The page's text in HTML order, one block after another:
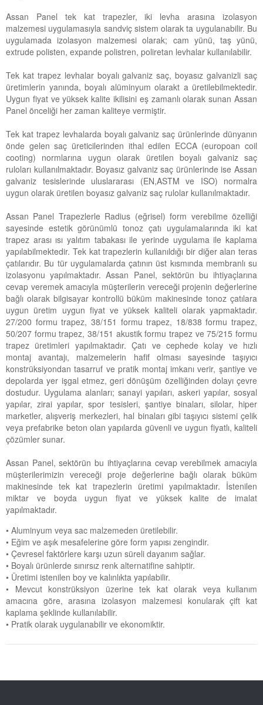
Assan Panel tek kat trapezler, iki levha arasına izolasyon
malzemesi uygulamasıyla sandviç sistem olarak ta uygulanabilir. Bu
uygulamada izolasyon malzemesi olarak; cam yünü, taş yünü,
extrude polisten, expande polistren, poliretan levhalar kullanılabilir.
Tek kat trapez levhalar boyalı galvaniz saç, boyasız galvanizli saç
üretimlerin yanında, boyalı alüminyum olarakt a üretilebilmektedir.
Uygun fiyat ve yüksek kalite ikilisini eş zamanlı olarak sunan Assan
Panel önceliği her zaman kaliteye vermiştir.
Tek kat trapez levhalarda boyalı galvaniz saç ürünlerinde dünyanın
önde gelen saç üreticilerinden ithal edilen ECCA (europoan coil
cooting) normlarına uygun olarak üretilen boyalı galvaniz saç
ruloları kullanılmaktadır. Boyasız galvaniz saç ürünlerinde ise Assan
galvaniz tesislerinde uluslararası (EN,ASTM ve ISO) normalra
uygun olarak üretilen boyasız galvaniz saç rulolar kullanılmaktadır.
Assan Panel Trapezlerle Radius (eğrisel) form verebilme özelliği
sayesinde estetik görünümlü tonoz çatı uygulamalarında iki kat
trapez arası ısı yalıtım tabakası ile yerinde uygulama ile kaplama
yapılabilmektedir. Tek kat trapezlerin kullanıldığı bir diğer alan teras
çatılarıdır. Bu tür uygulamalarda çatının üst kısmında membranlı su
izolasyonu yapılmaktadır. Assan Panel, sektörün bu ihtiyaçlarına
cevap veremek amacıyla müşterilerin vereceği projenin değerlerine
bağlı olarak bilgisayar kontrollü büküm makinesinde tonoz çatılara
uygun üretim uygun fiyat ve yüksek kaliteli olarak yapmaktadır.
27/200 formu trapez, 38/151 formu trapez, 18/838 formu trapez,
50/207 formu trapez, 38/151 akustik formu trapez ve 75/215 formu
trapez üretimleri yapılmaktadır. Çatı ve cephede kolay ve hızlı
montaj avantajı, malzemelerin hafif olması sayesinde taşıyıcı
konstrüksiyondan tasarruf ve pratik montaj imkanı verir, şantiye ve
depolarda yer işgal etmez, geri dönüşüm özelliğinden dolayı çevre
dostudur. Uygulama alanları; sanayi yapıları, askeri yapılar, sosyal
yapılar, zirai yapılar, spor tesisleri, şantiye binaları, silolar, hiper
marketler, alışveriş merkezleri, hal binaları gibi taşıyıcı sistemi çelik
veya prefabrike beton olan yapılarda güvenli ve uygun fiyatlı, kaliteli
çözümler sunar.
Assan Panel, sektörün bu ihtiyaçlarına cevap verebilmek amacıyla
müşterilerimizin vereceği proje değerlerine bağlı olarak büküm
makinesinde tek kat trapezlerin üretimi yapılmaktadır. İstenilen
miktar ve boyda uygun fiyat ve yüksek kalite de imalat
yapılmaktadır.
• Aluminyum veya sac malzemeden üretilebilir.
• Eğim ve aşık mesafelerine göre form yapısı zengindir.
• Çevresel faktörlere karşı uzun süreli dayanım sağlar.
• Boyalı ürünlerde sınırsız renk alternatifine sahiptir.
• Üretimi istenilen boy ve kalınlıkta yapılabilir.
• Mevcut konstrüksiyon üzerine tek kat olarak veya kullanım
amacına göre, arasına izolasyon malzemesi konularak çift kat
kaplama şeklinde kullanılabilir.
• Pratik olarak uygulanabilir ve ekonomiktir.
www.babajewelry.de/Amulette-De-Cartier-Diamonds-Round-